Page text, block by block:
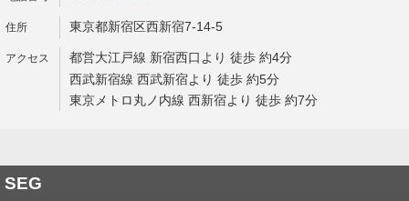
東京都新宿区西新宿7-14-5
都営大江戸線 新宿西口より 徒歩 約4分
西武新宿線 西武新宿より 徒歩 約5分
東京メトロ丸ノ内線 西新宿より 徒歩 約7分
SEG